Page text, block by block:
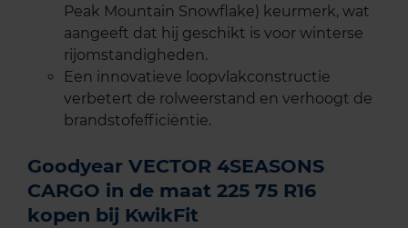
Peak Mountain Snowflake) keurmerk, wat
aangeeft dat hij geschikt is voor winterse
rijomstandigheden.
Een innovatieve loopvlakconstructie
verbetert de rolweerstand en verhoogt de
brandstofefficiëntie.
Goodyear VECTOR 4SEASONS
CARGO in de maat 225 75 R16
kopen bij KwikFit